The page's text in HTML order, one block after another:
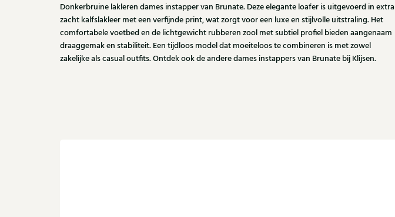
Donkerbruine lakleren dames instapper van Brunate. Deze elegante loafer is uitgevoerd in extra
zacht kalfslakleer met een verfijnde print, wat zorgt voor een luxe en stijlvolle uitstraling. Het
comfortabele voetbed en de lichtgewicht rubberen zool met subtiel profiel bieden aangenaam
draaggemak en stabiliteit. Een tijdloos model dat moeiteloos te combineren is met zowel
zakelijke als casual outfits. Ontdek ook de andere dames instappers van Brunate bij Klijsen.